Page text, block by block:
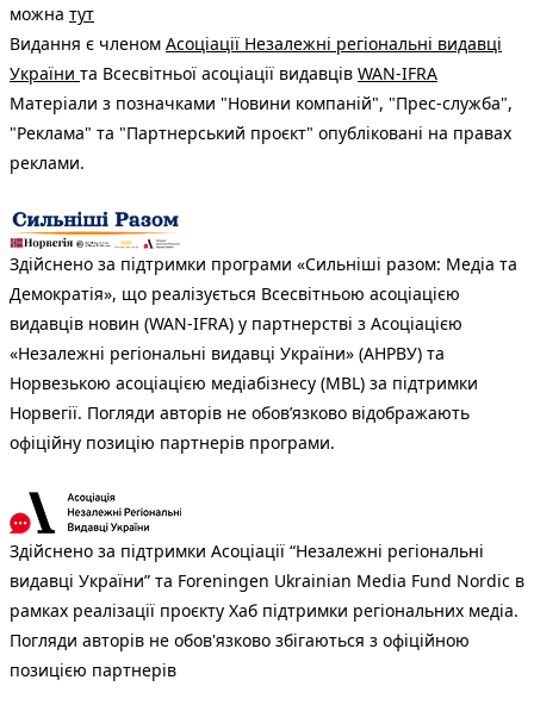
можна тут
Видання є членом Асоціації Незалежні регіональні видавці
України та Всесвітньої асоціації видавців WAN-IFRA
Матеріали з позначками "Новини компаній", "Прес-служба",
"Реклама" та "Партнерський проєкт" опубліковані на правах
реклами.
Здійснено за підтримки програми «Сильніші разом: Медіа та
Демократія», що реалізується Всесвітньою асоціацією
видавців новин (WAN-IFRA) у партнерстві з Асоціацією
«Незалежні регіональні видавці України» (АНРВУ) та
Норвезькою асоціацією медіабізнесу (MBL) за підтримки
Норвегії. Погляди авторів не обов’язково відображають
офіційну позицію партнерів програми.
Здійснено за підтримки Асоціації “Незалежні регіональні
видавці України” та Foreningen Ukrainian Media Fund Nordic в
рамках реалізації проєкту Хаб підтримки регіональних медіа.
Погляди авторів не обов'язково збігаються з офіційною
позицією партнерів